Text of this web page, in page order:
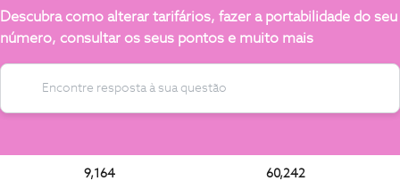
Descubra como alterar tarifários, fazer a portabilidade do seu
número, consultar os seus pontos e muito mais
9,164
60,242